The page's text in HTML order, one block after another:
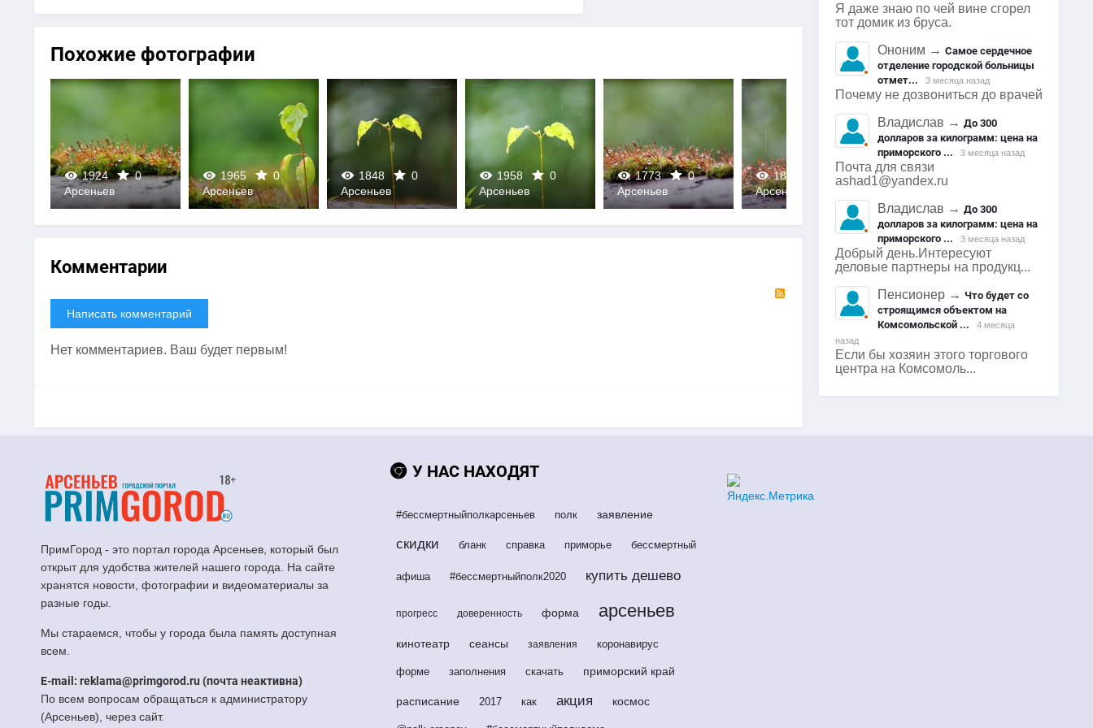
Похожие фотографии
1924
0
0
Арсеньев
1965
0
0
Арсеньев
1848
0
0
Арсеньев
1958
0
0
Арсеньев
1773
0
0
Арсеньев
1875
0
Арсеньев
2209
Арсеньев
Комментарии
Написать комментарий
Нет комментариев. Ваш будет первым!
Я даже знаю по чей вине сгорел
тот домик из бруса.
Ононим →Самое сердечное
отделение городской больницы
отмет...
3 месяца назад
Почему не дозвониться до врачей
Владислав →До 300
долларов за килограмм: цена на
приморского ...
3 месяца назад
Почта для связи
ashad1@yandex.ru
Владислав →До 300
долларов за килограмм: цена на
приморского ...
3 месяца назад
Добрый день.Интересуют
деловые партнеры на продукц...
Пенсионер →Что будет со
строящимся объектом на
Комсомольской ...
4 месяца
назад
Если бы хозяин этого торгового
центра на Комсомоль...
ПримГород - это портал города Арсеньев, который был
открыт для удобства жителей нашего города. На сайте
хранятся новости, фотографии и видеоматериалы за
разные годы.
Мы стараемся, чтобы у города была память доступная
всем.
E-mail: reklama@primgorod.ru (почта неактивна)
По всем вопросам обращаться к администратору
(Арсеньев), через сайт.
У НАС НАХОДЯТ
#бессмертныйполкарсеньев полк заявление
скидки бланк справка приморье бессмертный
афиша #бессмертныйполк2020 купить дешево
прогресс доверенность форма арсеньев
кинотеатр сеансы заявления коронавирус
форме заполнения скачать приморский край
расписание 2017 как акция космос